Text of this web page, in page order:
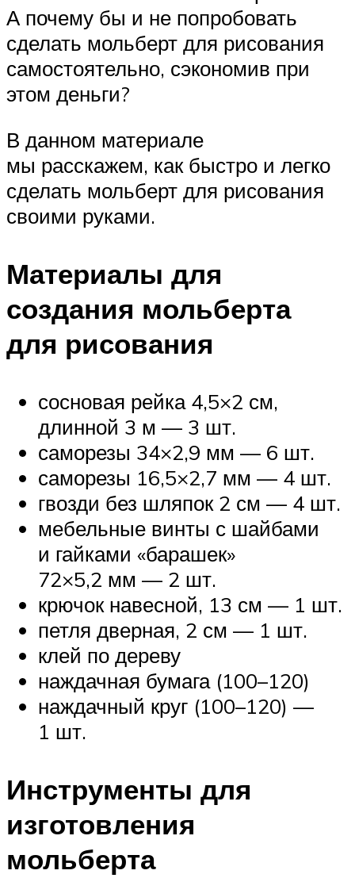
А почему бы и не попробовать
сделать мольберт для рисования
самостоятельно, сэкономив при
этом деньги?
В данном материале
мы расскажем, как быстро и легко
сделать мольберт для рисования
своими руками.
Материалы для
создания мольберта
для рисования
сосновая рейка 4,5×2 см,
длинной 3 м — 3 шт.
саморезы 34×2,9 мм — 6 шт.
саморезы 16,5×2,7 мм — 4 шт.
гвозди без шляпок 2 см — 4 шт.
мебельные винты с шайбами
и гайками «барашек»
72×5,2 мм — 2 шт.
крючок навесной, 13 см — 1 шт.
петля дверная, 2 см — 1 шт.
клей по дереву
наждачная бумага (100–120)
наждачный круг (100–120) —
1 шт.
Инструменты для
изготовления
мольберта